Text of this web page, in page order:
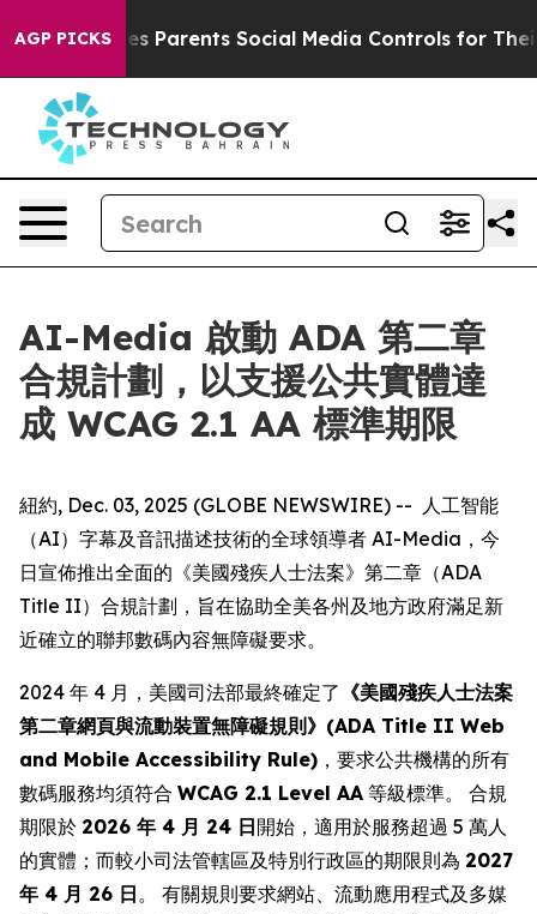
AGP PICKS
Gives Parents Social Media Controls for Their
AI-Media 啟動 ADA 第二章
合規計劃，以支援公共實體達
成 WCAG 2.1 AA 標準期限
紐約, Dec. 03, 2025 (GLOBE NEWSWIRE) -- 人工智能
（AI）字幕及音訊描述技術的全球領導者 AI-Media，今
日宣佈推出全面的《美國殘疾人士法案》第二章（ADA
Title II）合規計劃，旨在協助全美各州及地方政府滿足新
近確立的聯邦數碼內容無障礙要求。
2024 年 4 月，美國司法部最終確定了 《美國殘疾人士法案
第二章網頁與流動裝置無障礙規則》(ADA Title II Web
and Mobile Accessibility Rule) ，要求公共機構的所有
數碼服務均須符合 WCAG 2.1 Level AA 等級標準。 合規
期限於 2026 年 4 月 24 日開始，適用於服務超過 5 萬人
的實體；而較小司法管轄區及特別行政區的期限則為 2027
年 4 月 26 日。 有關規則要求網站、流動應用程式及多媒